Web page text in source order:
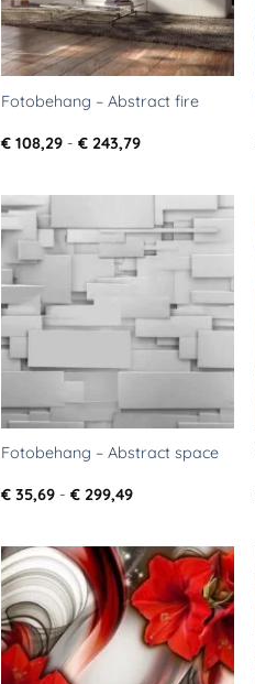
Fotobehang – Abstract fire
€ 108,29 - € 243,79Prijsklasse:
Toevoegen
aan
verlanglijst
Fotobehang – Abstract space
€ 35,69 - € 299,49Prijsklasse:
Toevoegen
aan
verlanglijst